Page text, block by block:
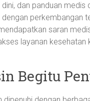
dan panduan
perkembangan
saran
layanan kesehatan
Begitu